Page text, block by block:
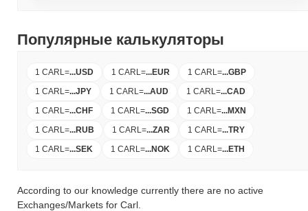
Популярные калькуляторы
1 CARL =...USD 1 CARL =...EUR 1 CARL =...GBP
1 CARL =...JPY 1 CARL =...AUD 1 CARL =...CAD
1 CARL =...CHF 1 CARL =...SGD 1 CARL =...MXN
1 CARL =...RUB 1 CARL =...ZAR 1 CARL =...TRY
1 CARL =...SEK 1 CARL =...NOK 1 CARL =...ETH
According to our knowledge currently there are no active
Exchanges/Markets for Carl.